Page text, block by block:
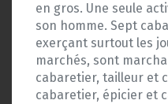
en gros. Une seule
son homme. Sept
exerçant surtout les
marchés, sont
cabaretier, tailleur et
cabaretier, épicier et